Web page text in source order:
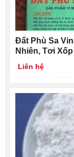
Đất Phù Sa
Nhiên, Tơi Xốp
Liên hệ